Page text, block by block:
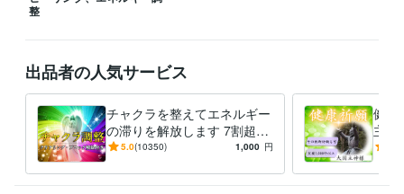
メンタル心理カウンセラー
得意分野
ップご祈願
スピリチュアル 占い ヒーリング ご祈祷 チャクラ
運気アップ
天使
神様 波動整体 除霊
占い 波動整体でエネルギーの歪みを修正します
波動 波動整体 言霊 ヒーリング 歪み 病気
エネルギー
身体
体
整
出品者の人気サービス
チャクラを整えてエネルギー
の滞りを解放します 7割超リ
ピート！人生を変えたい人の
5.0(10350) 1,000 円
健康
主神
長寿
族に